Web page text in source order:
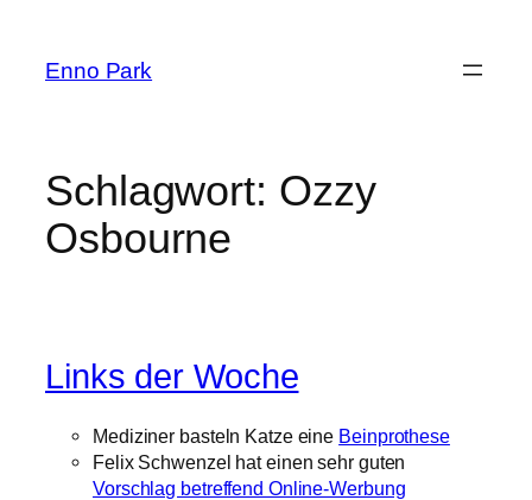
springen
Enno Park
Schlagwort: Ozzy
Osbourne
Links der Woche
Mediziner basteln Katze eine Beinprothese
Felix Schwenzel hat einen sehr guten
Vorschlag betreffend Online-Werbung